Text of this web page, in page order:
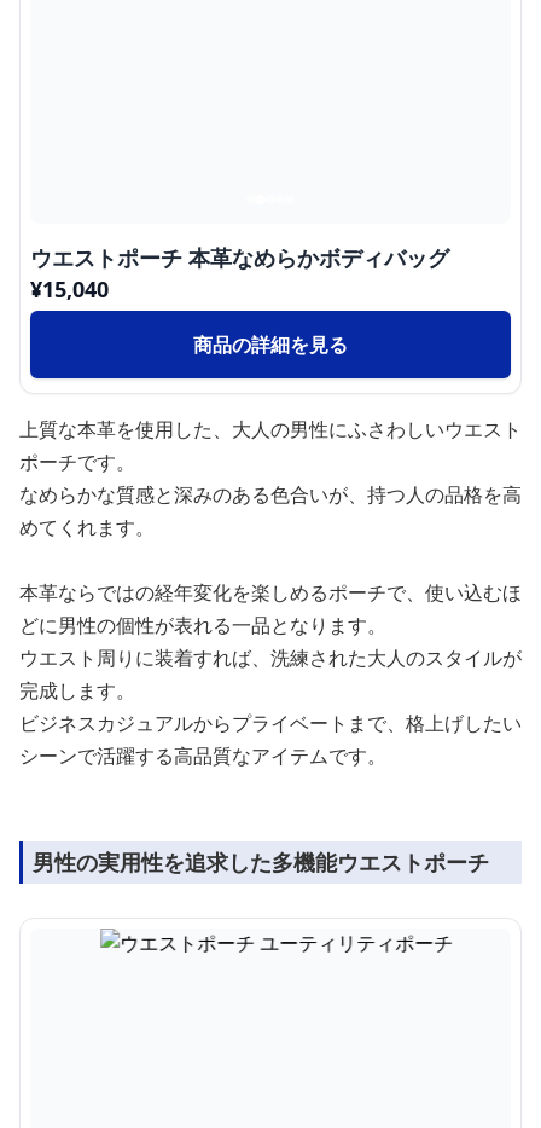
ウエストポーチ 本革なめらかボディバッグ
¥15,040
商品の詳細を見る
上質な本革を使用した、大人の男性にふさわしいウエスト
ポーチです。
なめらかな質感と深みのある色合いが、持つ人の品格を高
めてくれます。
本革ならではの経年変化を楽しめるポーチで、使い込むほ
どに男性の個性が表れる一品となります。
ウエスト周りに装着すれば、洗練された大人のスタイルが
完成します。
ビジネスカジュアルからプライベートまで、格上げしたい
シーンで活躍する高品質なアイテムです。
男性の実用性を追求した多機能ウエストポーチ